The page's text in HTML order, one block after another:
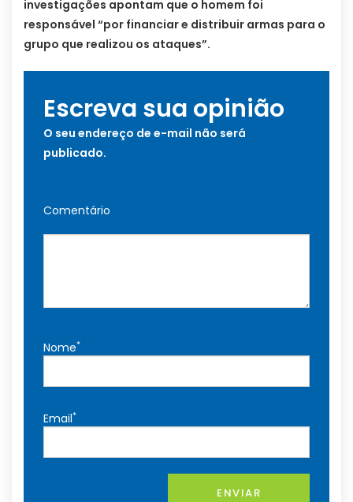
investigações apontam que o homem foi
responsável “por financiar e distribuir armas para o
grupo que realizou os ataques”.
Escreva sua opinião
O seu endereço de e-mail não será
publicado.
Comentário
Nome*
Email*
ENVIAR